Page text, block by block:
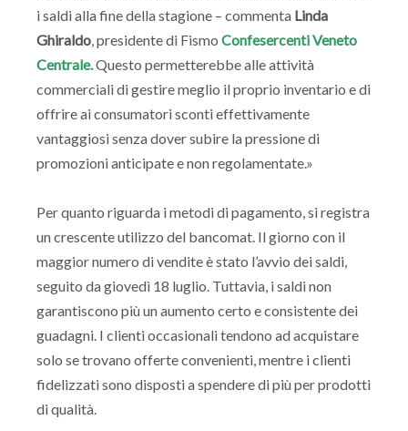
i saldi alla fine della stagione – commenta Linda
Ghiraldo , presidente di Fismo Confesercenti Veneto
Centrale.Questo permetterebbe alle attività
commerciali di gestire meglio il proprio inventario e di
offrire ai consumatori sconti effettivamente
vantaggiosi senza dover subire la pressione di
promozioni anticipate e non regolamentate.»
Per quanto riguarda i metodi di pagamento, si registra
un crescente utilizzo del bancomat. Il giorno con il
maggior numero di vendite è stato l’avvio dei saldi,
seguito da giovedì 18 luglio. Tuttavia, i saldi non
garantiscono più un aumento certo e consistente dei
guadagni. I clienti occasionali tendono ad acquistare
solo se trovano offerte convenienti, mentre i clienti
fidelizzati sono disposti a spendere di più per prodotti
di qualità.